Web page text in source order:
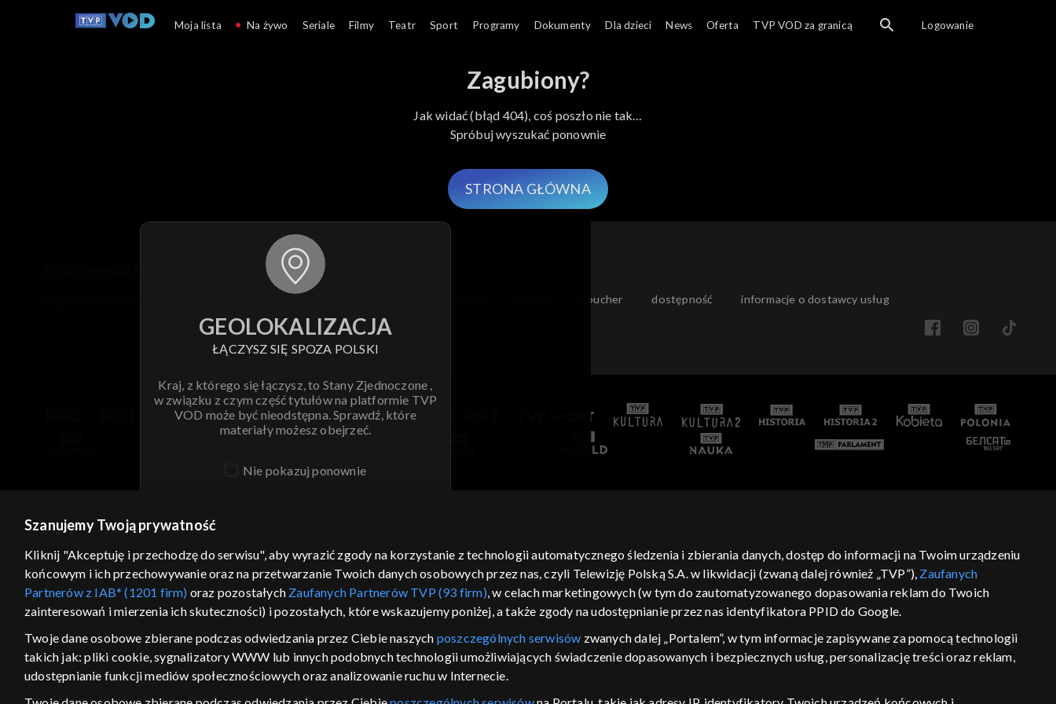
Zagubiony?
Jak widać (błąd 404), coś poszło nie tak…
Spróbuj wyszukać ponownie
STRONA GŁÓWNA
GEOLOKALIZACJA
ŁĄCZYSZ SIĘ SPOZA POLSKI
Kraj, z którego się łączysz, to Stany Zjednoczone ,
w związku z czym część tytułów na platformie TVP
VOD może być nieodstępna. Sprawdź, które
materiały możesz obejrzeć.
Nie pokazuj ponownie
ANULUJ
voucher dostępność informacje o dostawcy usług
Moja lista Na żywo Seriale Filmy Teatr Sport Programy Dokumenty Dla dzieci News Oferta TVP VOD za granicą Logowanie
Szanujemy Twoją prywatność
Kliknij "Akceptuję i przechodzę do serwisu", aby wyrazić zgody na korzystanie z technologii automatycznego śledzenia i zbierania danych, dostęp do informacji na Twoim urządzeniu
końcowym i ich przechowywanie oraz na przetwarzanie Twoich danych osobowych przez nas, czyli Telewizję Polską S.A. w likwidacji (zwaną dalej również „TVP”), Zaufanych
Partnerów z IAB* (1201 firm) oraz pozostałych Zaufanych Partnerów TVP (93 firm), w celach marketingowych (w tym do zautomatyzowanego dopasowania reklam do Twoich
zainteresowań i mierzenia ich skuteczności) i pozostałych, które wskazujemy poniżej, a także zgody na udostępnianie przez nas identyfikatora PPID do Google.
Twoje dane osobowe zbierane podczas odwiedzania przez Ciebie naszych poszczególnych serwisów zwanych dalej „Portalem”, w tym informacje zapisywane za pomocą technologii
takich jak: pliki cookie, sygnalizatory WWW lub innych podobnych technologii umożliwiających świadczenie dopasowanych i bezpiecznych usług, personalizację treści oraz reklam,
udostępnianie funkcji mediów społecznościowych oraz analizowanie ruchu w Internecie.